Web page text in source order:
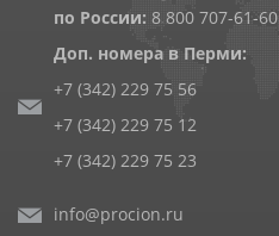
по России: 8 800 707-61-60
Доп. номера в Перми:
+7 (342) 229 75 56
+7 (342) 229 75 12
+7 (342) 229 75 23
info@procion.ru